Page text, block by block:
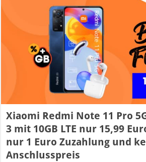
Xiaomi Redmi Note 11 Pro
3 mit 10GB LTE nur 15,99
nur 1 Euro Zuzahlung und
Anschlusspreis